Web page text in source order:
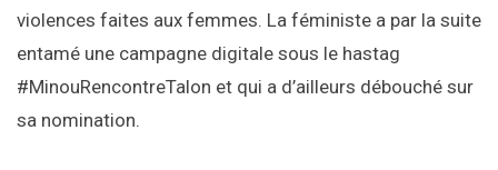
violences faites aux femmes. La féministe a par la suite
entamé une campagne digitale sous le hastag
#MinouRencontreTalon et qui a d’ailleurs débouché sur
sa nomination.